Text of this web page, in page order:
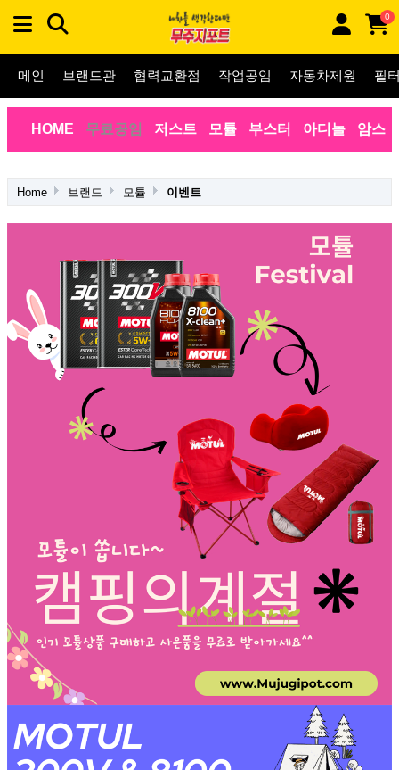
0
메인 브랜드관 협력교환점 작업공임 자동차제원 필
HOME 무료공임 저스트 모튤 부스터 아디놀 암스
Home 브랜드 모튤 이벤트